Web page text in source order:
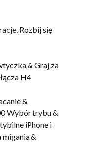
Rozbij się
& Graj za
H4
&
Wybór trybu &
iPhone i
migania &